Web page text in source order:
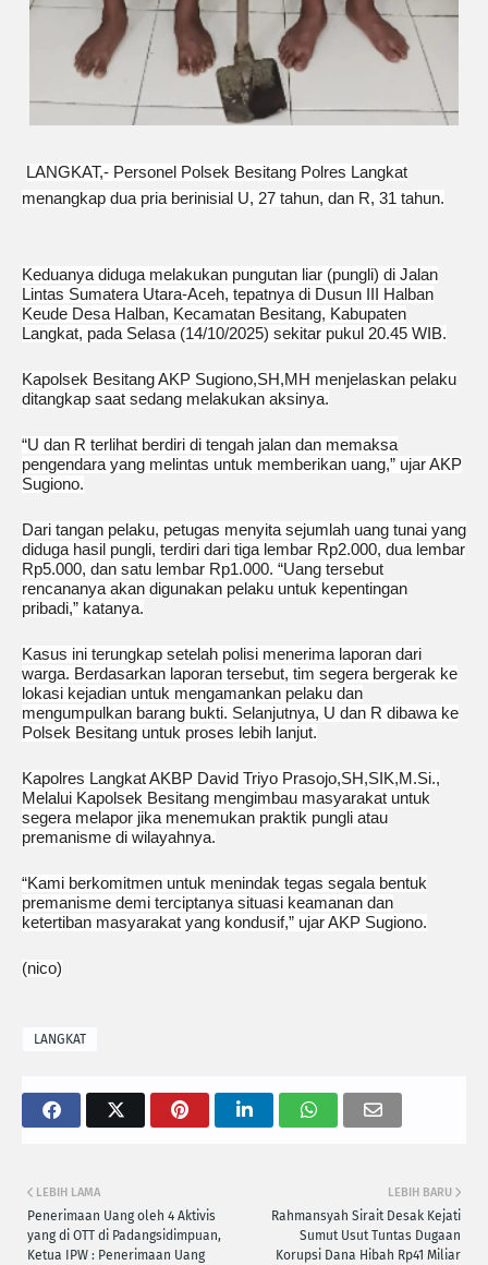
LANGKAT,- Personel Polsek Besitang Polres Langkat
menangkap dua pria berinisial U, 27 tahun, dan R, 31 tahun.
Keduanya diduga melakukan pungutan liar (pungli) di Jalan
Lintas Sumatera Utara-Aceh, tepatnya di Dusun III Halban
Keude Desa Halban, Kecamatan Besitang, Kabupaten
Langkat, pada Selasa (14/10/2025) sekitar pukul 20.45 WIB.
Kapolsek Besitang AKP Sugiono,SH,MH menjelaskan pelaku
ditangkap saat sedang melakukan aksinya.
“U dan R terlihat berdiri di tengah jalan dan memaksa
pengendara yang melintas untuk memberikan uang,” ujar AKP
Sugiono.
Dari tangan pelaku, petugas menyita sejumlah uang tunai yang
diduga hasil pungli, terdiri dari tiga lembar Rp2.000, dua lembar
Rp5.000, dan satu lembar Rp1.000. “Uang tersebut
rencananya akan digunakan pelaku untuk kepentingan
pribadi,” katanya.
Kasus ini terungkap setelah polisi menerima laporan dari
warga. Berdasarkan laporan tersebut, tim segera bergerak ke
lokasi kejadian untuk mengamankan pelaku dan
mengumpulkan barang bukti. Selanjutnya, U dan R dibawa ke
Polsek Besitang untuk proses lebih lanjut.
Kapolres Langkat AKBP David Triyo Prasojo,SH,SIK,M.Si.,
Melalui Kapolsek Besitang mengimbau masyarakat untuk
segera melapor jika menemukan praktik pungli atau
premanisme di wilayahnya.
“Kami berkomitmen untuk menindak tegas segala bentuk
premanisme demi terciptanya situasi keamanan dan
ketertiban masyarakat yang kondusif,” ujar AKP Sugiono.
(nico)
LANGKAT
LEBIH BARU
Rahmansyah Sirait Desak Kejati
Sumut Usut Tuntas Dugaan
Korupsi Dana Hibah Rp41 Miliar
LEBIH LAMA
Penerimaan Uang oleh 4 Aktivis
yang di OTT di Padangsidimpuan,
Ketua IPW : Penerimaan Uang